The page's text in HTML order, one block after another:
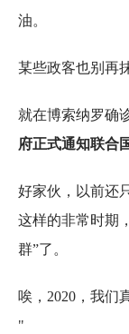
油。
某些政客也别再
就在博索纳罗确
府正式通知联合
好家伙，以前还
这样的非常时期
群”了。
唉，2020，我们
"